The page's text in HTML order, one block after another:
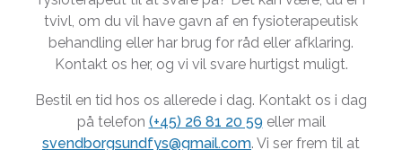
tvivl, om du vil have gavn af en fysioterapeutisk
behandling eller har brug for råd eller afklaring.
Kontakt os her, og vi vil svare hurtigst muligt.
Bestil en tid hos os allerede i dag. Kontakt os i dag
på telefon (+45) 26 81 20 59 eller mail
svendborgsundfys@gmail.com. Vi ser frem til at